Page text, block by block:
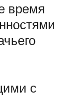
время
с